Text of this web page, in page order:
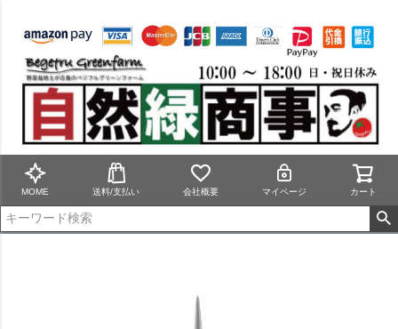
MOME 送料/支払い 会社概要 マイページ カート